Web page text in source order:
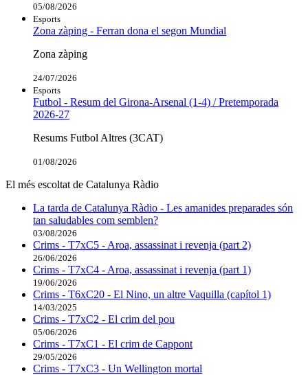
05/08/2026
Esports
Zona zàping - Ferran dona el segon Mundial
Zona zàping
24/07/2026
Esports
Futbol - Resum del Girona-Arsenal (1-4) / Pretemporada
2026-27
Resums Futbol Altres (3CAT)
01/08/2026
El més escoltat de Catalunya Ràdio
La tarda de Catalunya Ràdio - Les amanides preparades són
tan saludables com semblen?
03/08/2026
Crims - T7xC5 - Aroa, assassinat i revenja (part 2)
26/06/2026
Crims - T7xC4 - Aroa, assassinat i revenja (part 1)
19/06/2026
Crims - T6xC20 - El Nino, un altre Vaquilla (capítol 1)
14/03/2025
Crims - T7xC2 - El crim del pou
05/06/2026
Crims - T7xC1 - El crim de Cappont
29/05/2026
Crims - T7xC3 - Un Wellington mortal